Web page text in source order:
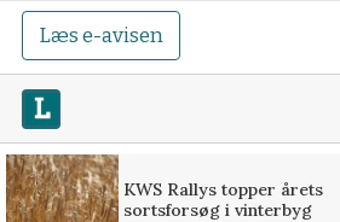
Læs e-avisen
KWS Rallys topper årets
sortsforsøg i vinterbyg